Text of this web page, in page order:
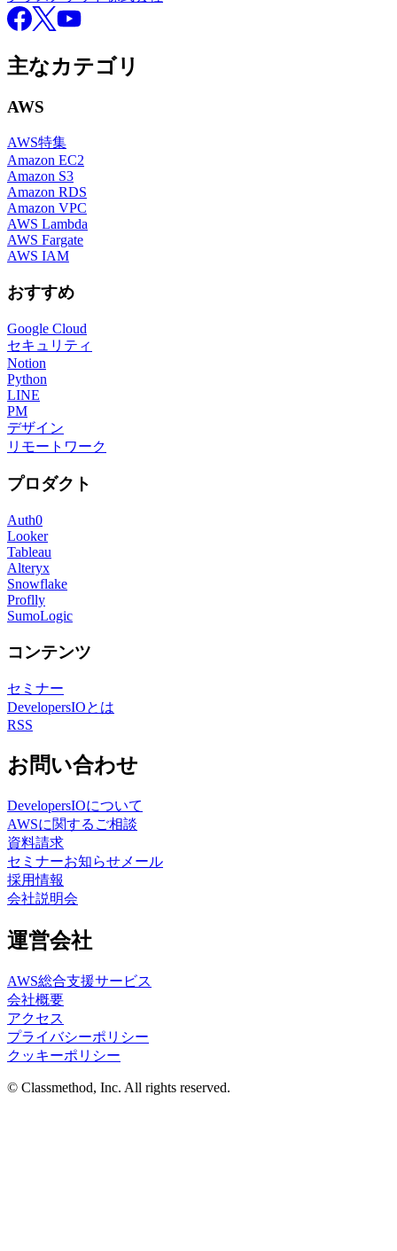
Facebook
X YouTube
主なカテゴリ
AWS
AWS特集
Amazon EC2
Amazon S3
Amazon RDS
Amazon VPC
AWS Lambda
AWS Fargate
AWS IAM
おすすめ
Google Cloud
セキュリティ
Notion
Python
LINE
PM
デザイン
リモートワーク
プロダクト
Auth0
Looker
Tableau
Alteryx
Snowflake
Proflly
SumoLogic
コンテンツ
セミナー
DevelopersIOとは
RSS
お問い合わせ
DevelopersIOについて
AWSに関するご相談
資料請求
セミナーお知らせメール
採用情報
会社説明会
運営会社
AWS総合支援サービス
会社概要
アクセス
プライバシーポリシー
クッキーポリシー
© Classmethod, Inc. All rights reserved.